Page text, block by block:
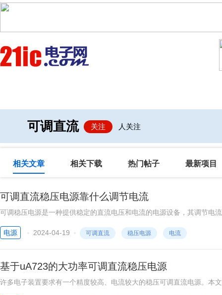
可调直流 关注 人关注
相关文章 相关下载 热门帖子 最新项目
可调直流稳压电源靠什么调节电流
可调稳压电源是一种提供稳定的直流电压和电流的电源设备，其调节电
电源 2024-04-19 可调直流 稳压电源 电流
基于uA723的大功率可调直流稳压电源
许多电子装置要求有一个精度较高、电流较大的稳压可调直流电源。本